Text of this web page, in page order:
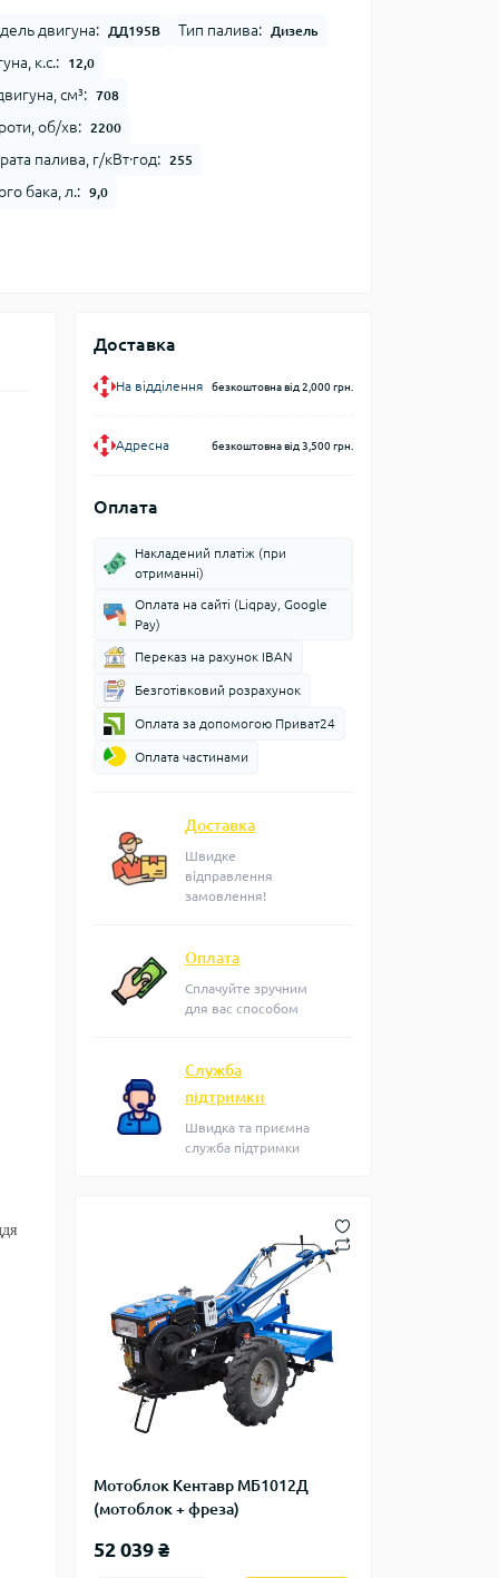
двигуна: ДД195В Тип палива: Дизель
к.с.: 12,0
см³: 708
об/хв: 2200
палива, г/кВт∙год: 255
бака, л.: 9,0
Доставка
На відділення безкоштовна від 2,000 грн.
Адресна безкоштовна від 3,500 грн.
Оплата
Накладений платіж (при
отриманні)
Оплата на сайті (Liqpay, Google
Pay)
Переказ на рахунок IBAN
Безготівковий розрахунок
Оплата за допомогою Приват24
Оплата частинами
Доставка
Швидке
відправлення
замовлення!
Оплата
Сплачуйте зручним
для вас способом
Служба
підтримки
Швидка та приємна
служба підтримки
Мотоблок Кентавр МБ1012Д
(мотоблок + фреза)
52 039 ₴